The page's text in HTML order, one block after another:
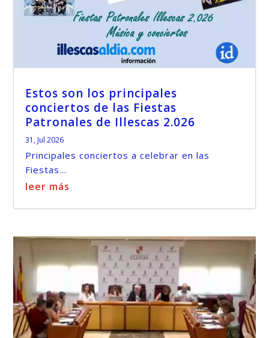
Estos son los principales
conciertos de las Fiestas
Patronales de Illescas 2.026
31, Jul 2026
Principales conciertos a celebrar en las
Fiestas...
leer más